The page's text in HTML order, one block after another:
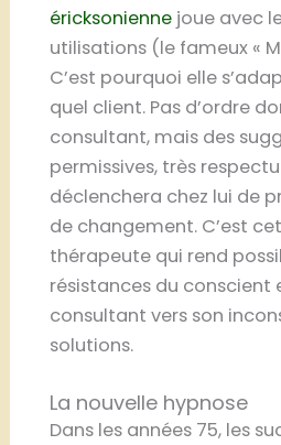
éricksonienne joue avec
utilisations (le fameux «
C’est pourquoi elle
quel client. Pas d’ordre
consultant, mais des
permissives, très
déclenchera chez lui de
de changement. C’est
thérapeute qui rend
résistances du conscient
consultant vers son
solutions.
La nouvelle hypnose
Dans les années 75, les